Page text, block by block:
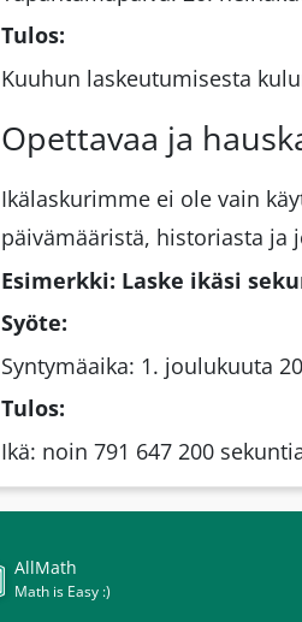
Tulos:
Kuuhun laskeutumisesta
Opettavaa ja
Ikälaskurimme ei ole vain
päivämääristä, historiasta ja
Esimerkki: Laske ikäsi
Syöte:
Syntymäaika: 1. joulukuuta
Tulos:
Ikä: noin 791 647 200
AllMath
Math is Easy :)